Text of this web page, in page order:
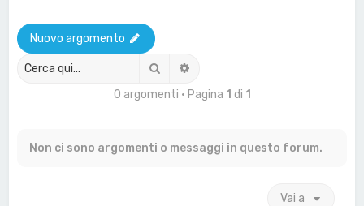
Nuovo argomento
Cerca
0 argomenti • Pagina 1 di 1
Non ci sono argomenti o messaggi in questo forum.
Vai a